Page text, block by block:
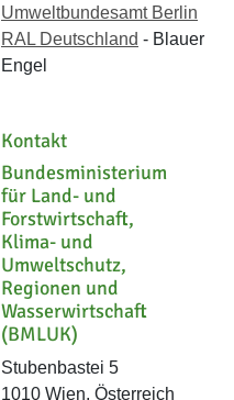
Umweltbundesamt Berlin
RAL Deutschland - Blauer
Engel
Kontakt
Bundesministerium
für Land- und
Forstwirtschaft,
Klima- und
Umweltschutz,
Regionen und
Wasserwirtschaft
(BMLUK)
Stubenbastei 5
1010 Wien, Österreich